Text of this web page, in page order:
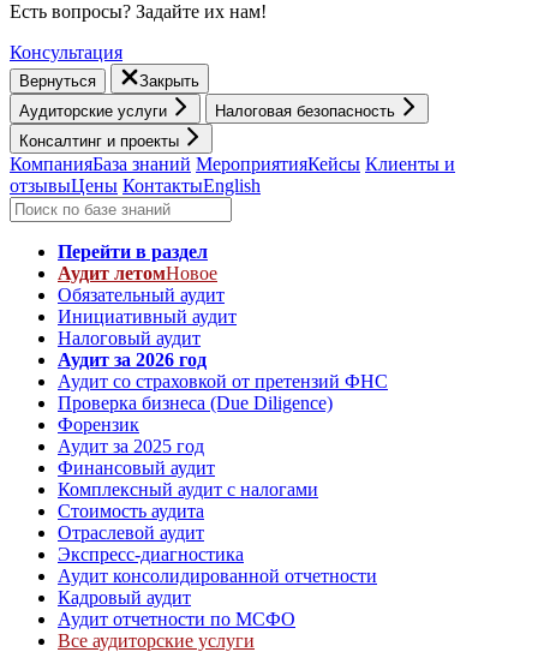
Есть вопросы? Задайте их нам!
Консультация
Вернуться
Закрыть
Аудиторские услуги
Налоговая безопасность
Консалтинг и проекты
КомпанияБаза знаний МероприятияКейсы Клиенты и
отзывыЦены КонтактыEnglish
Перейти в раздел
Аудит летомНовое
Обязательный аудит
Инициативный аудит
Налоговый аудит
Аудит за 2026 год
Аудит со страховкой от претензий ФНС
Проверка бизнеса (Due Diligence)
Форензик
Аудит за 2025 год
Финансовый аудит
Комплексный аудит с налогами
Стоимость аудита
Отраслевой аудит
Экспресс-диагностика
Аудит консолидированной отчетности
Кадровый аудит
Аудит отчетности по МСФО
Все аудиторские услуги